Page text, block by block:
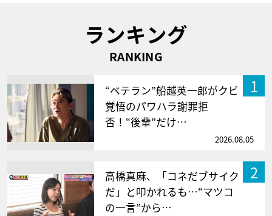
ランキング
RANKING
1
“ベテラン”船越英一郎がクビ
覚悟のパワハラ謝罪拒
否！“後輩”だけ…
2026.08.05
2
高橋真麻、「コネだブサイク
だ」と叩かれるも…“マツコ
の一言”から…